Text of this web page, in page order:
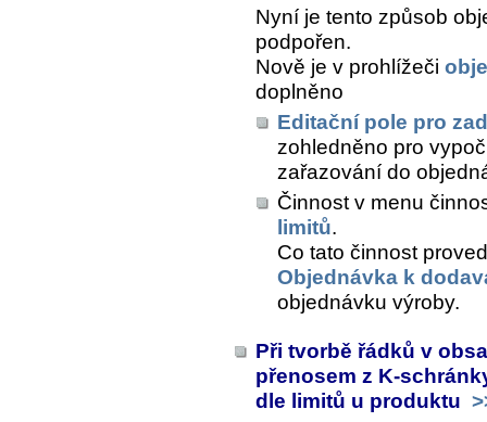
Nyní je tento způsob
podpořen.
Nově je v prohlížeči
doplněno
Editační pole pro
zohledněno pro
zařazování do
Činnost v menu
limitů.
Co tato činnost
Objednávka k
objednávku výroby.
Při tvorbě řádků v
přenosem z K-
dle limitů u produktu